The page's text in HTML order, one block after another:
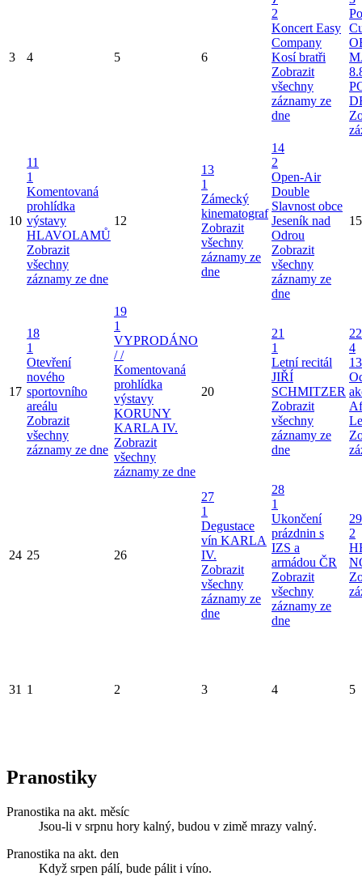
3 4 5 6
2
Koncert Easy
Company
Kosí bratři
Zobrazit
všechny
záznamy ze
dne
10
11
1
Komentovaná
prohlídka
výstavy
HLAVOLAMŮ
Zobrazit
všechny
záznamy ze dne
12
13
1
Zámecký
kinematograf
Zobrazit
všechny
záznamy ze
dne
14
2
Open-Air
Double
Slavnost obce
Jeseník nad
Odrou
Zobrazit
všechny
záznamy ze
dne
15
17
18
1
Otevření
nového
sportovního
areálu
Zobrazit
všechny
záznamy ze dne
19
1
VYPRODÁNO
/ /
Komentovaná
prohlídka
výstavy
KORUNY
KARLA IV.
Zobrazit
všechny
záznamy ze dne
20
21
1
Letní recitál
JIŘÍ
SCHMITZER
Zobrazit
všechny
záznamy ze
dne
22
4
24 25 26
27
1
Degustace
vín KARLA
IV.
Zobrazit
všechny
záznamy ze
dne
28
1
Ukončení
prázdnin s
IZS a
armádou ČR
Zobrazit
všechny
záznamy ze
dne
29
2
31 1 2 3 4 5
Pranostiky
Pranostika na akt. měsíc
Jsou-li v srpnu hory kalný, budou v zimě mrazy valný.
Pranostika na akt. den
Když srpen pálí, bude pálit i víno.